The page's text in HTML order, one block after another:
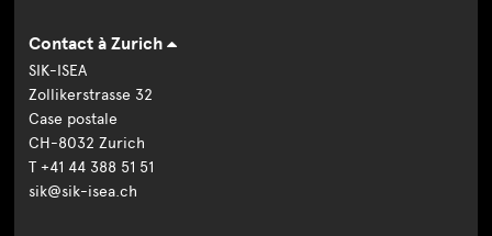
Contact à Zurich
SIK-ISEA
Zollikerstrasse 32
Case postale
CH-8032 Zurich
T +41 44 388 51 51
sik@sik-isea.ch